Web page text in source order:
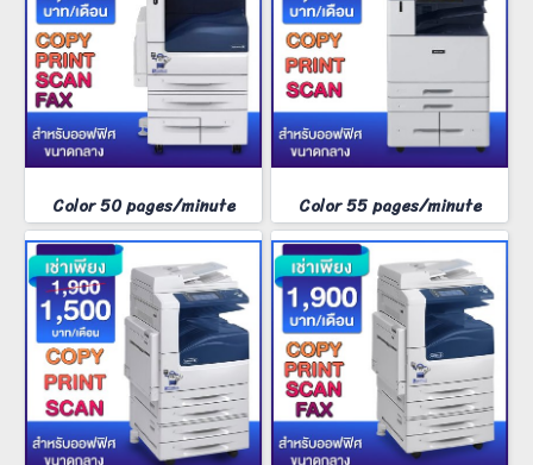
Color 50 pages/minute Color 55 pages/minute